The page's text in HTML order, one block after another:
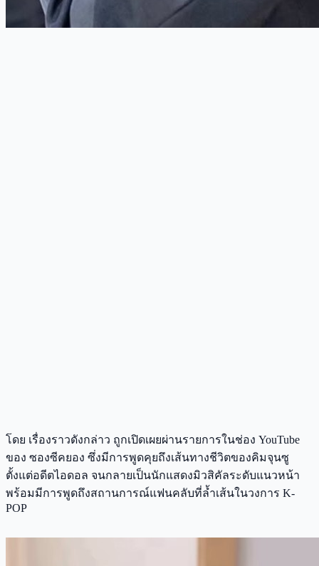
โดย เรื่องราวดังกล่าว ถูกเปิดเผยผ่านรายการในช่อง YouTube
ของ ซองซีคยอง ซึ่งมีการพูดคุยถึงเส้นทางชีวิตของคิมจุนซู
ตั้งแต่อดีตไอดอล จนกลายเป็นนักแสดงมิวสิคัลระดับแนวหน้า
พร้อมมีการพูดถึงสถานการณ์แฟนคลับที่ล้ำเส้นในวงการ K-
POP